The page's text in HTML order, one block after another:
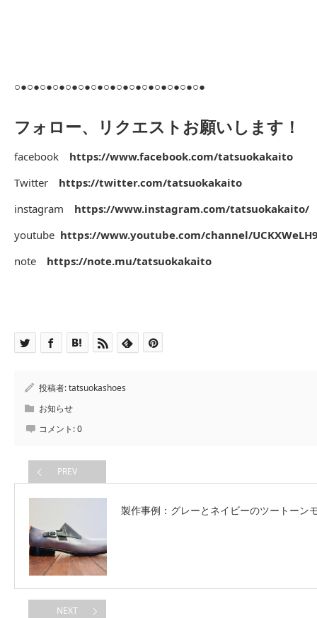
○●○●○●○●○●○●○●○●○●○●○●○●○●○●○●
フォロー、リクエストお願いします！
facebook https://www.facebook.com/tatsuokakaito
Twitter https://twitter.com/tatsuokakaito
instagram https://www.instagram.com/tatsuokakaito/
youtube https://www.youtube.com/channel/
note https://note.mu/tatsuokakaito
投稿者:tatsuokashoes
お知らせ
コメント:0
PREV
製作事例：グレーとネイビーのツートーン
NEXT